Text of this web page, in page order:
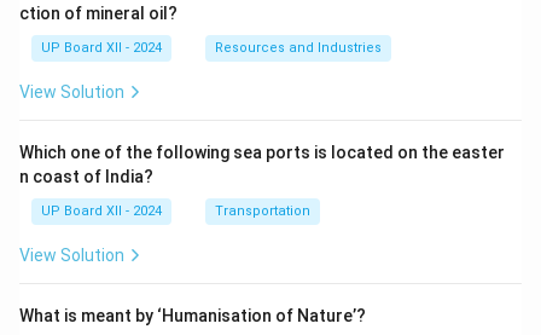
ction of mineral oil?
UP Board XII - 2024 Resources and Industries
View Solution
Which one of the following sea ports is located on the easter
n coast of India?
UP Board XII - 2024 Transportation
View Solution
What is meant by ‘Humanisation of Nature’?